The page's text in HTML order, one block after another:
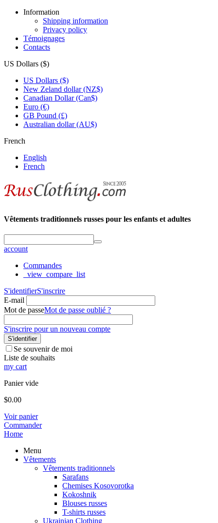
Information
Shipping information
Privacy policy
Témoignages
Contacts
US Dollars ($)
US Dollars ($)
New Zeland dollar (NZ$)
Canadian Dollar (Can$)
Euro (€)
GB Pound (£)
Australian dollar (AU$)
French
English
French
Vêtements traditionnels russes pour les enfants et adultes
account
Commandes
_view_compare_list
S'identifierS'inscrire
E-mail
Mot de passeMot de passe oublié ?
S'inscrire pour un nouveau compte
S'identifier
Se souvenir de moi
Liste de souhaits
my cart
Panier vide
$0.00
Voir panier
Commander
Home
Menu
Vêtements
Vêtements traditionnels
Sarafans
Chemises Kosovorotka
Kokoshnik
Blouses russes
T-shirts russes
Ukrainian Clothing